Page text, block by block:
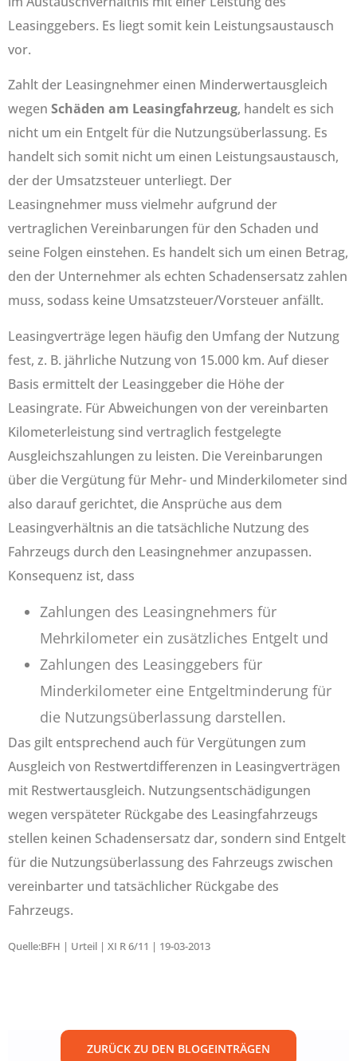
Leasinggebers. Es liegt somit kein Leistungsaustausch
vor.
Zahlt der Leasingnehmer einen Minderwertausgleich
wegen Schäden am Leasingfahrzeug, handelt es sich
nicht um ein Entgelt für die Nutzungsüberlassung. Es
handelt sich somit nicht um einen Leistungsaustausch,
der der Umsatzsteuer unterliegt. Der
Leasingnehmer muss vielmehr aufgrund der
vertraglichen Vereinbarungen für den Schaden und
seine Folgen einstehen. Es handelt sich um einen Betrag,
den der Unternehmer als echten Schadensersatz zahlen
muss, sodass keine Umsatzsteuer/Vorsteuer anfällt.
Leasingverträge legen häufig den Umfang der Nutzung
fest, z. B. jährliche Nutzung von 15.000 km. Auf dieser
Basis ermittelt der Leasinggeber die Höhe der
Leasingrate. Für Abweichungen von der vereinbarten
Kilometerleistung sind vertraglich festgelegte
Ausgleichszahlungen zu leisten. Die Vereinbarungen
über die Vergütung für Mehr- und Minderkilometer sind
also darauf gerichtet, die Ansprüche aus dem
Leasingverhältnis an die tatsächliche Nutzung des
Fahrzeugs durch den Leasingnehmer anzupassen.
Konsequenz ist, dass
Zahlungen des Leasingnehmers für
Mehrkilometer ein zusätzliches Entgelt und
Zahlungen des Leasinggebers für
Minderkilometer eine Entgeltminderung für
die Nutzungsüberlassung darstellen.
Das gilt entsprechend auch für Vergütungen zum
Ausgleich von Restwertdifferenzen in Leasingverträgen
mit Restwertausgleich. Nutzungsentschädigungen
wegen verspäteter Rückgabe des Leasingfahrzeugs
stellen keinen Schadensersatz dar, sondern sind Entgelt
für die Nutzungsüberlassung des Fahrzeugs zwischen
vereinbarter und tatsächlicher Rückgabe des
Fahrzeugs.
Quelle:BFH | Urteil | XI R 6/11 | 19-03-2013
ZURÜCK ZU DEN BLOGEINTRÄGEN